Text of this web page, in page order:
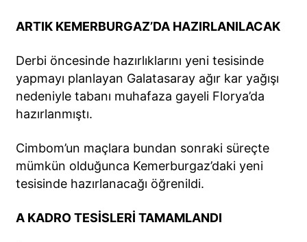
ARTIK KEMERBURGAZ’DA HAZIRLANILACAK
Derbi öncesinde hazırlıklarını yeni tesisinde
yapmayı planlayan Galatasaray ağır kar yağışı
nedeniyle tabanı muhafaza gayeli Florya’da
hazırlanmıştı.
Cimbom’un maçlara bundan sonraki süreçte
mümkün olduğunca Kemerburgaz’daki yeni
tesisinde hazırlanacağı öğrenildi.
A KADRO TESİSLERİ TAMAMLANDI